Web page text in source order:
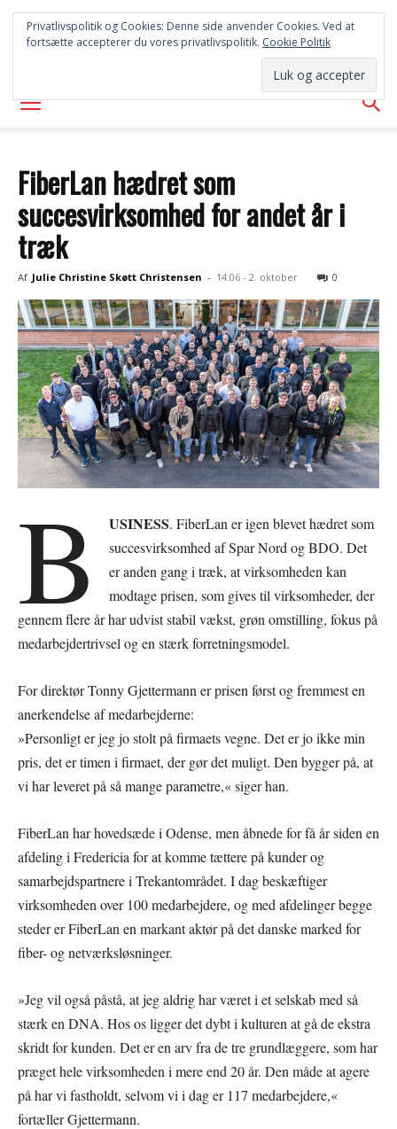
SYD
AVISEN
FiberLan hædret som
succesvirksomhed for andet år i
træk
Af Julie Christine Skøtt Christensen - 14:06 - 2. oktober 0
B USINESS. FiberLan er igen blevet hædret som
succesvirksomhed af Spar Nord og BDO. Det
er anden gang i træk, at virksomheden kan
modtage prisen, som gives til virksomheder, der
gennem flere år har udvist stabil vækst, grøn omstilling, fokus på
medarbejdertrivsel og en stærk forretningsmodel.
For direktør Tonny Gjettermann er prisen først og fremmest en
anerkendelse af medarbejderne:
»Personligt er jeg jo stolt på firmaets vegne. Det er jo ikke min
pris, det er timen i firmaet, der gør det muligt. Den bygger på, at
vi har leveret på så mange parametre,« siger han.
FiberLan har hovedsæde i Odense, men åbnede for få år siden en
afdeling i Fredericia for at komme tættere på kunder og
samarbejdspartnere i Trekantområdet. I dag beskæftiger
virksomheden over 100 medarbejdere, og med afdelinger begge
steder er FiberLan en markant aktør på det danske marked for
fiber- og netværksløsninger.
»Jeg vil også påstå, at jeg aldrig har været i et selskab med så
stærk en DNA. Hos os ligger det dybt i kulturen at gå de ekstra
skridt for kunden. Det er en arv fra de tre grundlæggere, som har
præget hele virksomheden i mere end 20 år. Den måde at agere
på har vi fastholdt, selvom vi i dag er 117 medarbejdere,«
fortæller Gjettermann.
Privatlivspolitik og Cookies: Denne side anvender Cookies. Ved at
fortsætte accepterer du vores privatlivspolitik. Cookie Politik